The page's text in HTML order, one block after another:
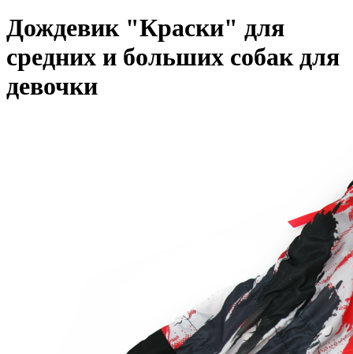
Дождевик "Краски" для
средних и больших собак для
девочки